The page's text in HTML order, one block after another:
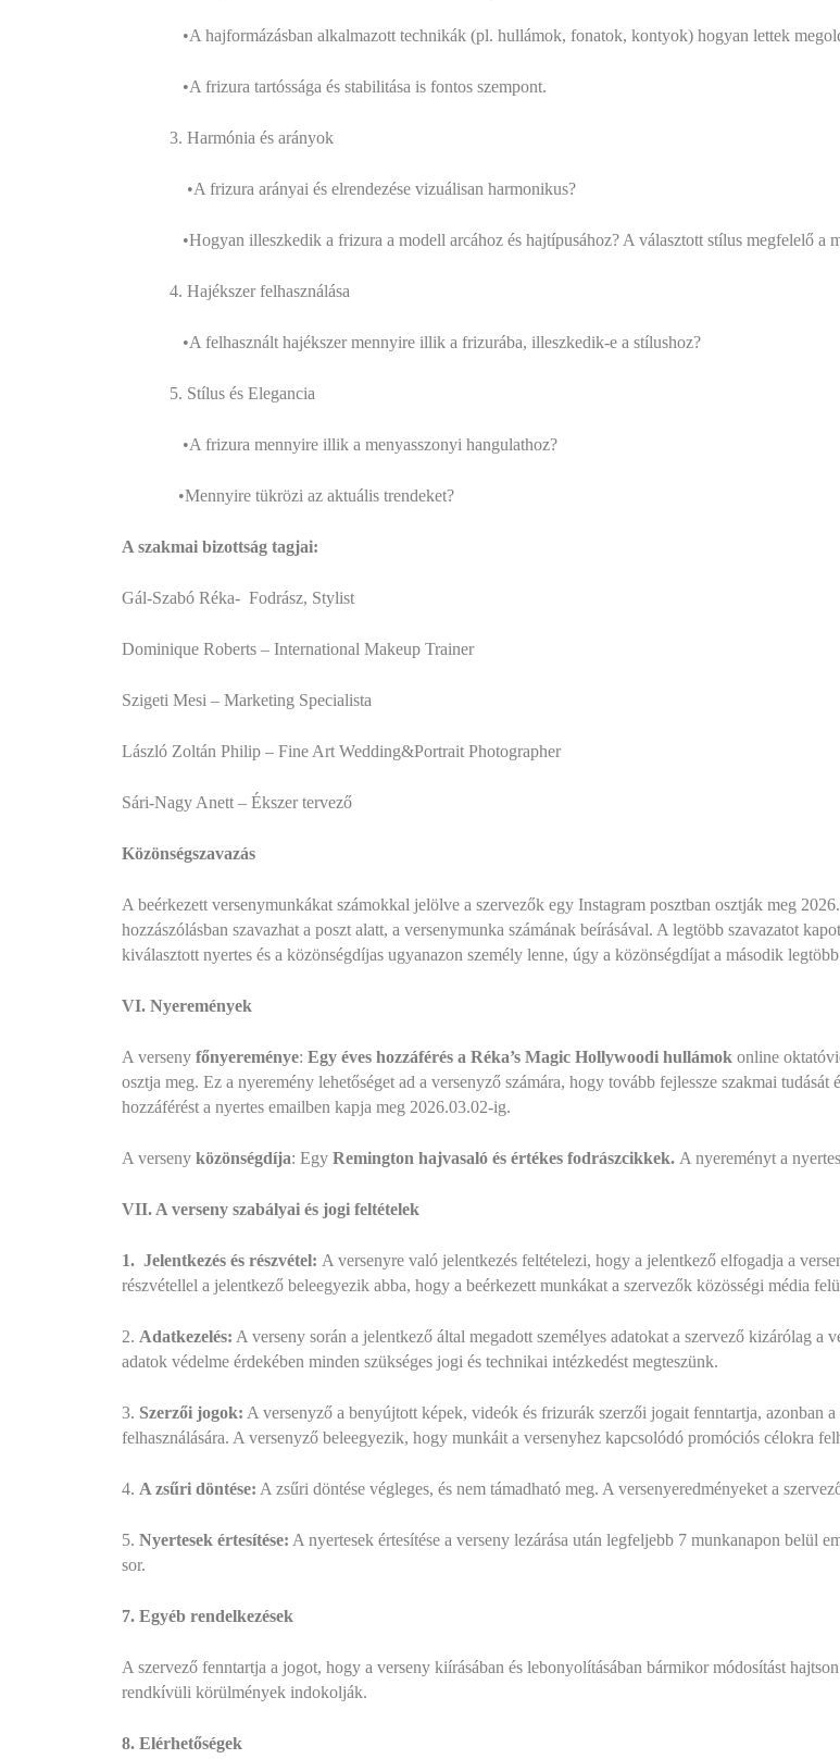
•A hajformázásban alkalmazott technikák (pl. hullámok, fonatok, kontyok) hogyan lettek
•A frizura tartóssága és stabilitása is fontos szempont.
3. Harmónia és arányok
•A frizura arányai és elrendezése vizuálisan harmonikus?
•Hogyan illeszkedik a frizura a modell arcához és hajtípusához? A választott stílus megfelelő a
4. Hajékszer felhasználása
•A felhasznált hajékszer mennyire illik a frizurába, illeszkedik-e a stílushoz?
5. Stílus és Elegancia
•A frizura mennyire illik a menyasszonyi hangulathoz?
•Mennyire tükrözi az aktuális trendeket?
A szakmai bizottság tagjai:
Gál-Szabó Réka- Fodrász, Stylist
Dominique Roberts – International Makeup Trainer
Szigeti Mesi – Marketing Specialista
László Zoltán Philip – Fine Art Wedding&Portrait Photographer
Sári-Nagy Anett – Ékszer tervező
Közönségszavazás
A beérkezett versenymunkákat számokkal jelölve a szervezők egy Instagram posztban osztják meg
hozzászólásban szavazhat a poszt alatt, a versenymunka számának beírásával. A legtöbb szavazatot
kiválasztott nyertes és a közönségdíjas ugyanazon személy lenne, úgy a közönségdíjat a második
VI. Nyeremények
A verseny főnyereménye: Egy éves hozzáférés a Réka’s Magic Hollywoodi hullámok online
osztja meg. Ez a nyeremény lehetőséget ad a versenyző számára, hogy tovább fejlessze szakmai
hozzáférést a nyertes emailben kapja meg 2026.03.02-ig.
A verseny közönségdíja: Egy Remington hajvasaló és értékes fodrászcikkek. A nyereményt a
VII. A verseny szabályai és jogi feltételek
1. Jelentkezés és részvétel: A versenyre való jelentkezés feltételezi, hogy a jelentkező elfogadja a
részvétellel a jelentkező beleegyezik abba, hogy a beérkezett munkákat a szervezők közösségi média
2. Adatkezelés: A verseny során a jelentkező által megadott személyes adatokat a szervező kizárólag a
adatok védelme érdekében minden szükséges jogi és technikai intézkedést megteszünk.
3. Szerzői jogok: A versenyző a benyújtott képek, videók és frizurák szerzői jogait fenntartja, azonban
felhasználására. A versenyző beleegyezik, hogy munkáit a versenyhez kapcsolódó promóciós célokra
4. A zsűri döntése: A zsűri döntése végleges, és nem támadható meg. A versenyeredményeket a
5. Nyertesek értesítése: A nyertesek értesítése a verseny lezárása után legfeljebb 7 munkanapon belül
sor.
7. Egyéb rendelkezések
A szervező fenntartja a jogot, hogy a verseny kiírásában és lebonyolításában bármikor módosítást
rendkívüli körülmények indokolják.
8. Elérhetőségek